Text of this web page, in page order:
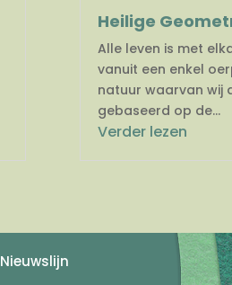
Heilige
Alle leven is met
vanuit een enkel
natuur waarvan wij
gebaseerd op de...
Verder lezen
Nieuwslijn